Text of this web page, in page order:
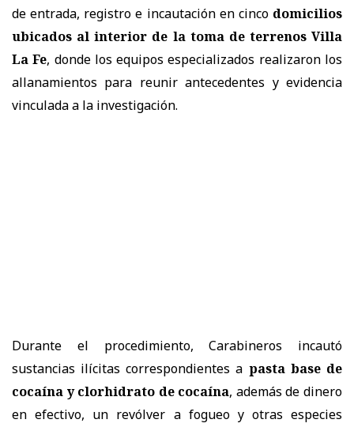
de entrada, registro e incautación en cinco domicilios
ubicados al interior de la toma de terrenos Villa
La Fe, donde los equipos especializados realizaron los
allanamientos para reunir antecedentes y evidencia
vinculada a la investigación.
Durante el procedimiento, Carabineros incautó
sustancias ilícitas correspondientes a pasta base de
cocaína y clorhidrato de cocaína, además de dinero
en efectivo, un revólver a fogueo y otras especies